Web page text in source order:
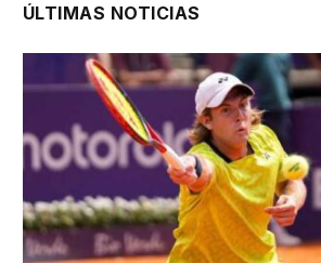
ÚLTIMAS NOTICIAS